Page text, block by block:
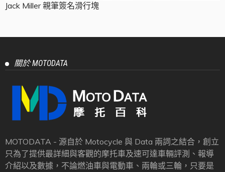
Jack Miller 親筆簽名滑行塊
關於 MOTODATA
MOTODATA - 源自於 Motocycle 與 Data 兩詞之結合，創立
只為了提供最詳細與客觀的摩托車及速可達車輛評測、報導
介紹以及數據，不論燃油車與電動車、兩輪或三輪，只要是